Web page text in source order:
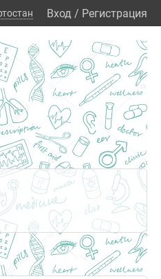
Вход / Регистрация